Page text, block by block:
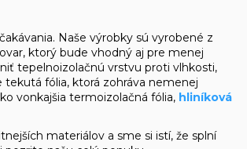
Naše výrobky sú vyrobené z
ktorý bude vhodný aj pre menej
tepelnoizolačnú vrstvu proti vlhkosti,
fólia, ktorá zohráva nemenej
vonkajšia termoizolačná fólia, hliníková
materiálov a sme si istí, že splní